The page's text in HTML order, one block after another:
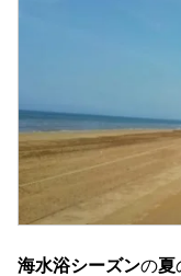
海水浴シーズンの夏